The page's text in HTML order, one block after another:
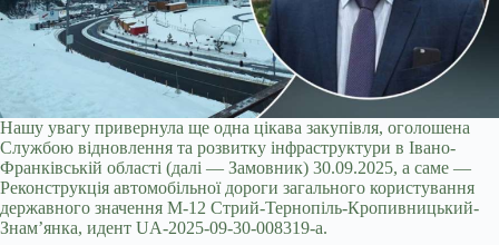
Нашу увагу привернула ще одна цікава закупівля, оголошена
Службою відновлення та розвитку інфраструктури в Івано-
Франківській області (далі — Замовник) 30.09.2025, а саме —
Реконструкція автомобільної дороги загального користування
державного значення М-12 Стрий-Тернопіль-Кропивницький-
Знам’янка, идент UA-2025-09-30-008319-a.